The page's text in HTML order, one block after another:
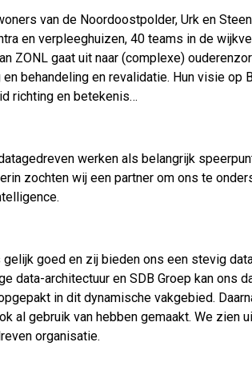
van de Noordoostpolder, Urk en
en verpleeghuizen, 40 teams in de
ZONL gaat uit naar (complexe)
behandeling en revalidatie. Hun visie op
richting en betekenis…
werken als belangrijk
zochten wij een partner om ons te
goed en zij bieden ons een stevig
data-architectuur en SDB Groep kan ons
in dit dynamische vakgebied.
al gebruik van hebben gemaakt. We zien
organisatie.